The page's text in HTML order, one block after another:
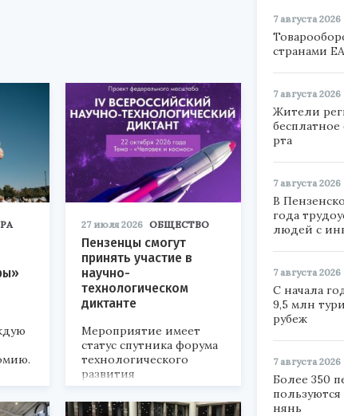
27 июля 2026 ОБЩЕСТВО
Пензенцы смогут
принять участие в
научно-
технологическом
диктанте
Мероприятие имеет
статус спутника форума
технологического
развития
«Технопром-2026».
7 августа 2026
странами
7 августа 2026
Жители
рта
7 августа 2026
В
года
людей с
7 августа 2026
С начала
9,5 млн
рубеж
7 августа 2026
Более 350
нянь